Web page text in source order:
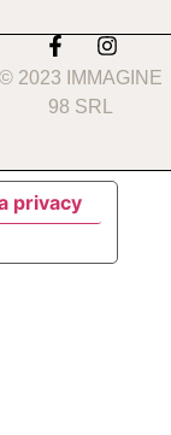
© 2023 IMMAGINE
98 SRL
privacy